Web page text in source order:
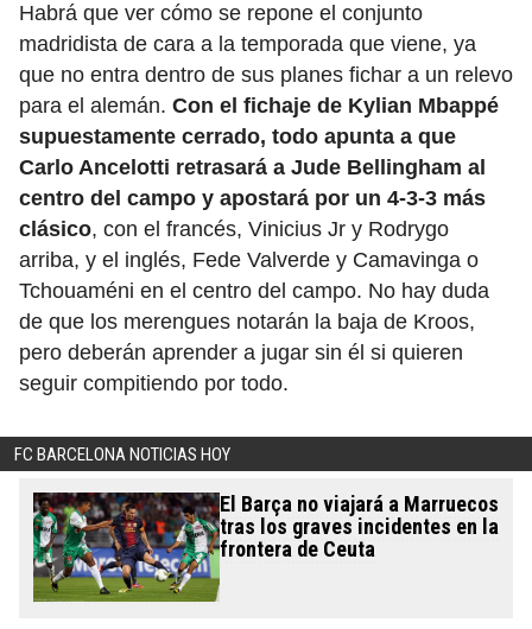
Habrá que ver cómo se repone el conjunto
madridista de cara a la temporada que viene, ya
que no entra dentro de sus planes fichar a un relevo
para el alemán. Con el fichaje de Kylian Mbappé
supuestamente cerrado, todo apunta a que
Carlo Ancelotti retrasará a Jude Bellingham al
centro del campo y apostará por un 4-3-3 más
clásico, con el francés, Vinicius Jr y Rodrygo
arriba, y el inglés, Fede Valverde y Camavinga o
Tchouaméni en el centro del campo. No hay duda
de que los merengues notarán la baja de Kroos,
pero deberán aprender a jugar sin él si quieren
seguir compitiendo por todo.
FC BARCELONA NOTICIAS HOY
El Barça no viajará a Marruecos
tras los graves incidentes en la
frontera de Ceuta